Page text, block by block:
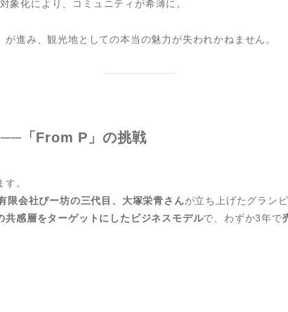
象化により、コミュニティが希薄に。
が進み、観光地としての本当の魅力が失われかねません。
「From P」の挑戦
。
限会社ぴー坊の三代目、大塚栄青さんが立ち上げたグラン
共感層をターゲットにしたビジネスモデルで、わずか3年で